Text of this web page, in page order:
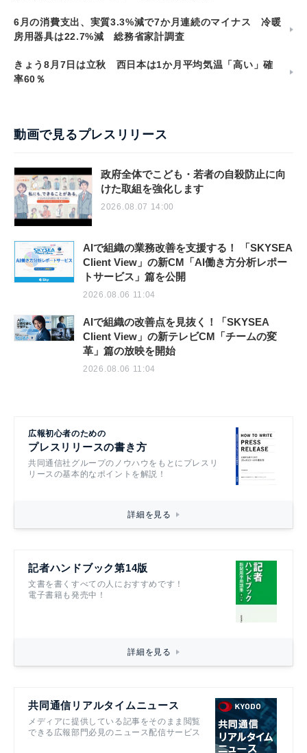
6月の消費支出、実質3.3%減で7か月連続のマイナス 冷暖
房用器具は22.7%減 総務省家計調査
きょう8月7日は立秋 西日本は1か月平均気温「高い」確
率60％
動画で見るプレスリリース
政府全体でこども・若者の自殺防止に向
けた取組を強化します
2026.08.07 14:00
AIで組織の業務改善を支援する！ 「SKYSEA
Client View」の新CM「AI働き方分析レポー
トサービス」篇を公開
2026.08.06 11:04
AIで組織の改善点を見抜く！「SKYSEA
Client View」の新テレビCM「チームの変
革」篇の放映を開始
2026.08.06 11:04
広報初心者のための
プレスリリースの書き方
共同通信社グループのノウハウをもとにプレスリ
リースの基本的なポイントを解説！
詳細を見る
記者ハンドブック第14版
文書を書くすべての人におすすめです！
電子書籍も発売中！
詳細を見る
共同通信リアルタイムニュース
メディアに提供している記事をそのまま閲覧
できる広報部門必見のニュース配信サービス